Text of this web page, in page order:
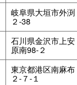
岐阜県大垣市外渕
２‐38
石川県金沢市上安
原南98‐２
東京都港区南麻布
２‐７‐１